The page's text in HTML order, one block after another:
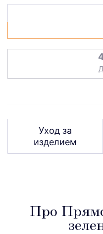
Уход за
изделием
Про